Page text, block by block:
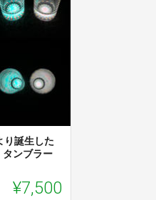
り誕生した
ンブラー
¥7,500